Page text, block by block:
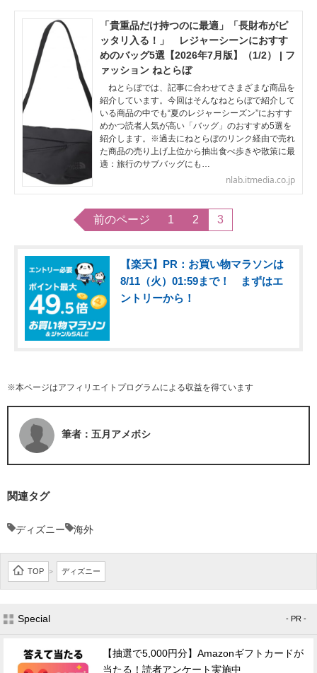
「貴重品だけ持つのに最適」「長財布がピ
ッタリ入る！」 レジャーシーンにおすす
めのバッグ5選【2026年7月版】（1/2） | フ
ァッション ねとらぼ
ねとらぼでは、記事に合わせてさまざまな商品を
紹介しています。今回はそんなねとらぼで紹介して
いる商品の中でも“夏のレジャーシーズン”におすす
めかつ読者人気が高い「バッグ」のおすすめ5選を
紹介します。※過去にねとらぼのリンク経由で売れ
た商品の売り上げ上位から抽出食べ歩きや散策に最
適：旅行のサブバッグにも…
nlab.itmedia.co.jp
前のページ 1 2 3
【楽天】PR：お買い物マラソンは
8/11（火）01:59まで！ まずはエ
ントリーから！
※本ページはアフィリエイトプログラムによる収益を得ています
筆者：五月アメボシ
関連タグ
ディズニー 海外
TOP > ディズニー
Special - PR -
【抽選で5,000円分】Amazonギフトカードが
当たる！読者アンケート実施中